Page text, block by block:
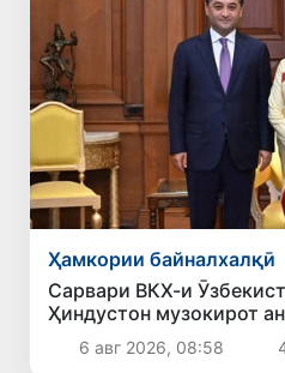
Ҳамкории байналхалқӣ
Сарвари ВКХ-и
Ҳиндустон музокирот
Форуми соҳибкории
иштирок кард
6 авг 2026, 08:58